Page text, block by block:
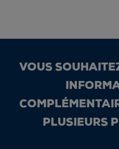
VOUS
PLUSIEURS